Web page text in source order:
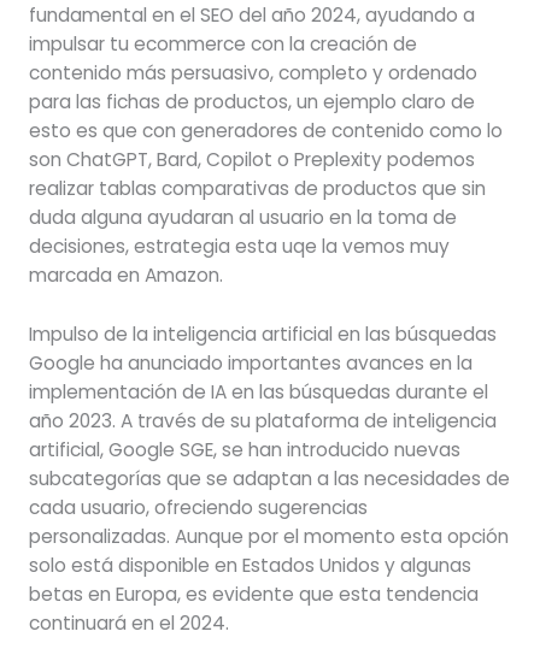
fundamental en el SEO del año 2024, ayudando a
impulsar tu ecommerce con la creación de
contenido más persuasivo, completo y ordenado
para las fichas de productos, un ejemplo claro de
esto es que con generadores de contenido como lo
son ChatGPT, Bard, Copilot o Preplexity podemos
realizar tablas comparativas de productos que sin
duda alguna ayudaran al usuario en la toma de
decisiones, estrategia esta uqe la vemos muy
marcada en Amazon.
Impulso de la inteligencia artificial en las búsquedas
Google ha anunciado importantes avances en la
implementación de IA en las búsquedas durante el
año 2023. A través de su plataforma de inteligencia
artificial, Google SGE, se han introducido nuevas
subcategorías que se adaptan a las necesidades de
cada usuario, ofreciendo sugerencias
personalizadas. Aunque por el momento esta opción
solo está disponible en Estados Unidos y algunas
betas en Europa, es evidente que esta tendencia
continuará en el 2024.